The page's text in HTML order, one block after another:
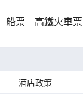
船票 高鐵火車票
酒店政策